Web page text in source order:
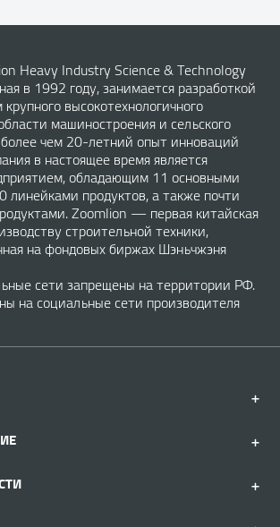
Heavy Industry Science & Technology
в 1992 году, занимается разработкой
высокотехнологичного
машиностроения и сельского
чем 20-летний опыт инноваций
в настоящее время является
обладающим 11 основными
линейками продуктов, а также почти
Zoomlion — первая китайская
строительной техники,
на фондовых биржах Шэньчжэня
сети запрещены на территории РФ.
на социальные сети производителя